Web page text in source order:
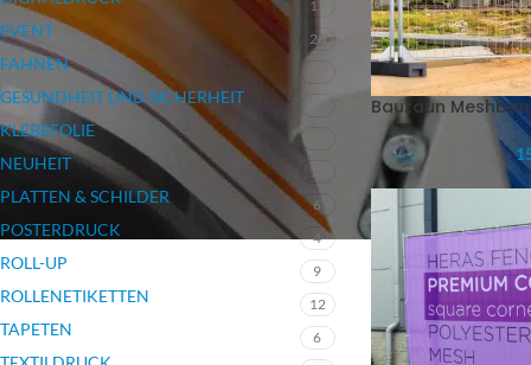
17
EVENT 26
FAHNEN
GESUNDHEIT UND SICHERHEIT
KLEBEFOLIE
NEUHEIT 12
PLATTEN & SCHILDER 6
POSTERDRUCK 4
ROLL-UP 9
ROLLENETIKETTEN 12
TAPETEN 6
Bauzaun